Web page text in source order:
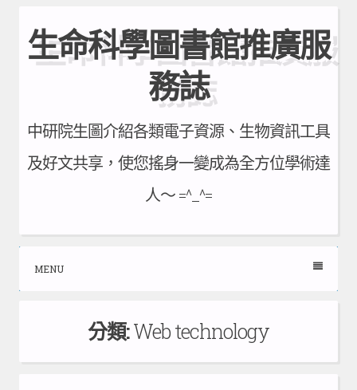
to
content
生命科學圖書館推廣服
務誌
中研院生圖介紹各類電子資源、生物資訊工具
及好文共享，使您搖身一變成為全方位學術達
人～ =^_^=
MENU
分類:Web technology